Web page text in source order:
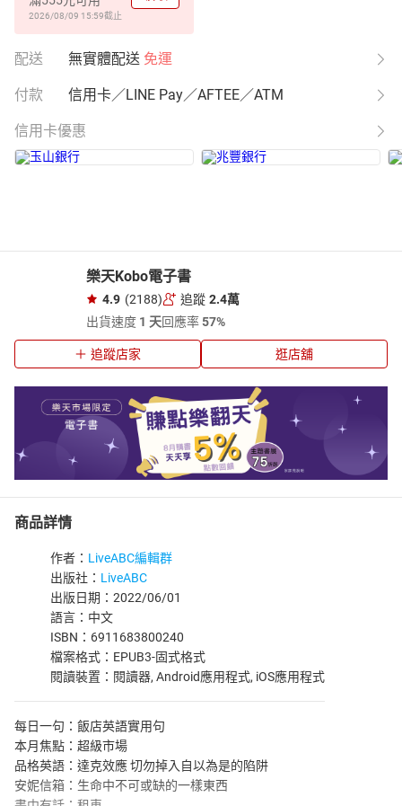
2026/08/09 15:59截止
配送 無實體配送 免運
付款 信用卡／LINE Pay／AFTEE／ATM
信用卡優惠
樂天Kobo電子書
4.9 (2188) 追蹤 2.4萬
出貨速度 1 天回應率57%
追蹤店家 逛店舖
商品詳情
作者： LiveABC編輯群
出版社： LiveABC
出版日期：2022/06/01
語言：中文
ISBN：6911683800240
檔案格式：EPUB3-固式格式
閱讀裝置：閱讀器, Android應用程式, iOS應用程式
每日一句：飯店英語實用句
本月焦點：超級市場
品格英語：達克效應 切勿掉入自以為是的陷阱
安妮信箱：生命中不可或缺的一樣東西